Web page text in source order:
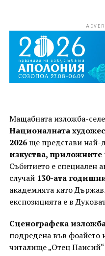
Мащабната изложба-
Националната
2026ще представи най-
изкуства, приложните
Събитието е специален
случай 130-ата
академията като
експозицията е в
Сценографска
подредена във фоайето
читалище „Отец